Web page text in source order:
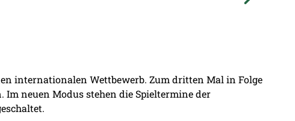
internationalen Wettbewerb. Zum dritten Mal in Folge
Im neuen Modus stehen die Spieltermine der